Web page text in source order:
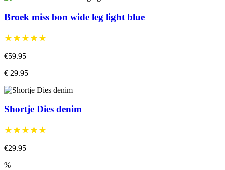
Broek miss bon wide leg light blue
★★★★★
€59.95
€ 29.95
Shortje Dies denim
★★★★★
€29.95
%